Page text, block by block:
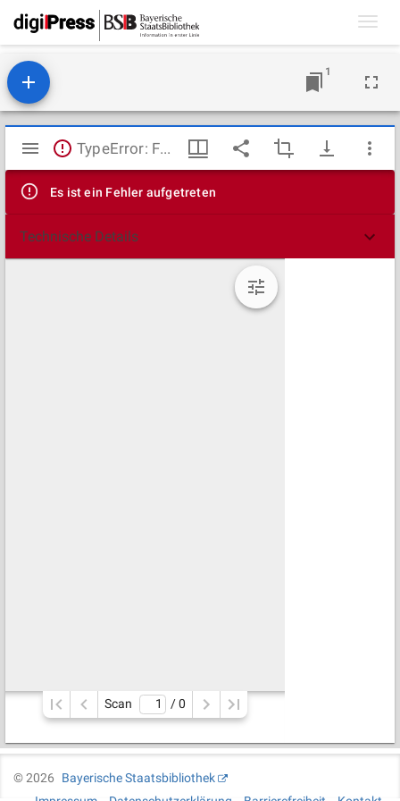
1
Mirador
Viewer
TypeError: Failed to fetch
Es ist ein Fehler aufgetreten
Technische Details
Scan / 0
©2026
Bayerische Staatsbibliothek